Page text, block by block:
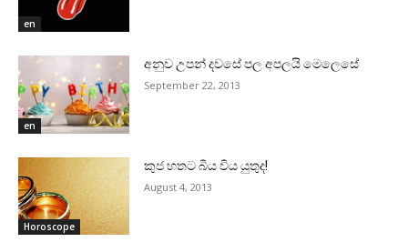
en
en
අනුව උපන් දවසේ පල අපලයි මෙලෙසේ
September 22, 2013
Horoscope
කුජ හතට බිය විය යුතුද!
August 4, 2013